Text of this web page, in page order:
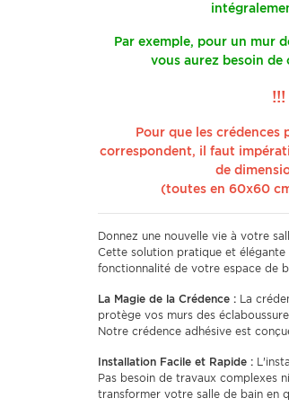
Par exemple, pour un mur
vous aurez besoin de
Pour que les crédences
correspondent, il faut
de
(toutes en 60x60
Donnez une nouvelle vie à votre
Cette solution pratique et
fonctionnalité de votre espace de
La Magie de la Crédence : La
protège vos murs des
Notre crédence adhésive est
Installation Facile et Rapide :
Pas besoin de travaux complexes
transformer votre salle de bain en